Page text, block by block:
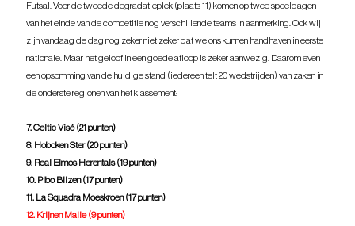
Futsal. Voor de tweede degradatieplek (plaats 11) komen op twee speeldagen
van het einde van de competitie nog verschillende teams in aanmerking. Ook wij
zijn vandaag de dag nog zeker niet zeker dat we ons kunnen handhaven in eerste
nationale. Maar het geloof in een goede afloop is zeker aanwezig. Daarom even
een opsomming van de huidige stand (iedereen telt 20 wedstrijden) van zaken in
de onderste regionen van het klassement:
7. Celtic Visé (21 punten)
8. Hoboken Ster (20 punten)
9. Real Elmos Herentals (19 punten)
10. Pibo Bilzen (17 punten)
11. La Squadra Moeskroen (17 punten)
12. Krijnen Malle (9 punten)